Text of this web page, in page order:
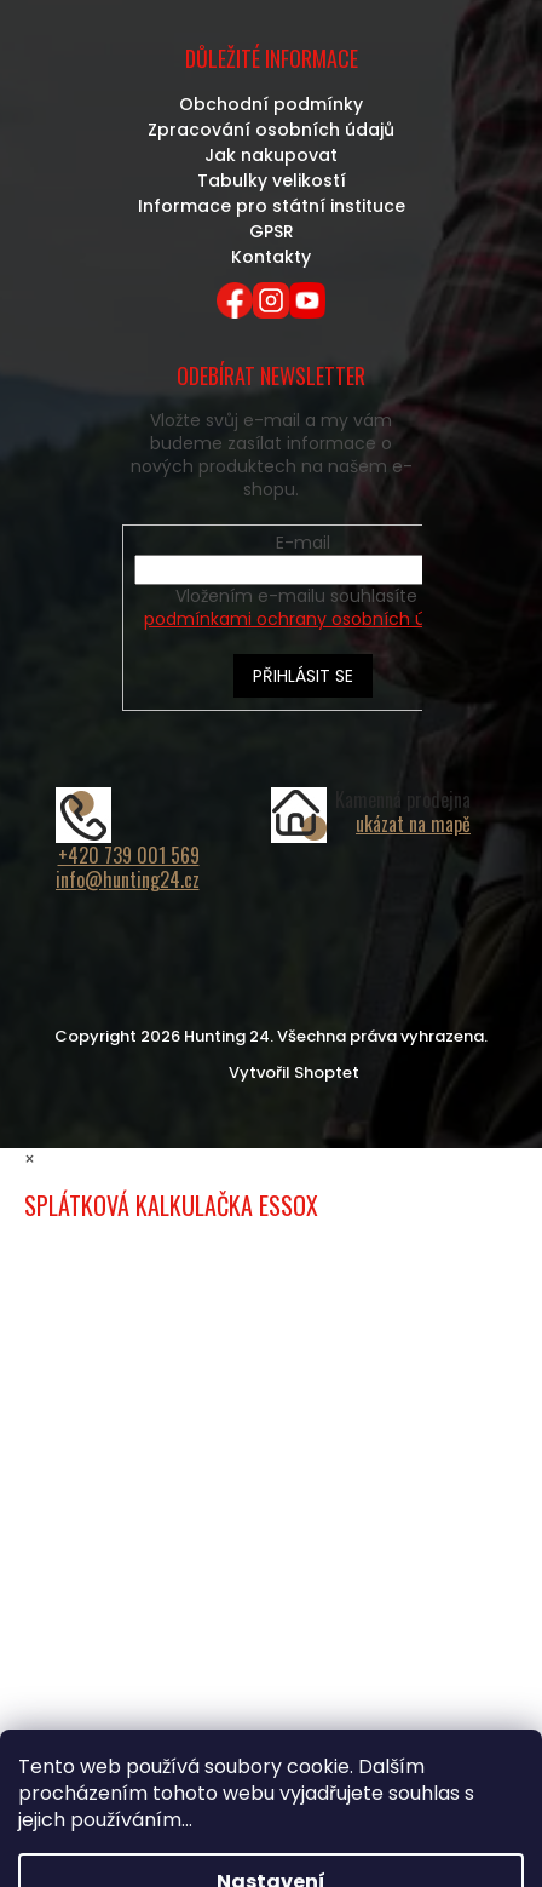
Tento web používá soubory cookie. Dalším
procházením tohoto webu vyjadřujete souhlas s
jejich používáním...
DŮLEŽITÉ INFORMACE
Obchodní podmínky
Zpracování osobních údajů
Jak nakupovat
Tabulky velikostí
Informace pro státní instituce
GPSR
Kontakty
ODEBÍRAT NEWSLETTER
Vložte svůj e-mail a my vám
budeme zasílat informace o
nových produktech na našem e-
shopu.
E-mail
podmínkami ochrany osobních údajů
PŘIHLÁSIT SE
+420 739 001 569
info@hunting24.cz
Kamenná prodejna
ukázat na mapě
Vytvořil Shoptet
Copyright 2026 Hunting 24. Všechna práva vyhrazena.
×
SPLÁTKOVÁ KALKULAČKA ESSOX
×
Hledáte nejvýhodnější cenu? Získáte jí
pomocíregistrace